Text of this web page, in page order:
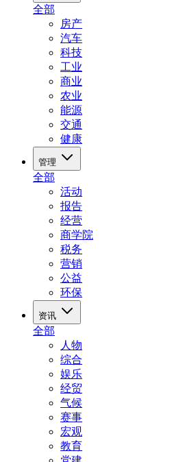
全部
房产
汽车
科技
工业
商业
农业
能源
交通
健康
管理
全部
活动
报告
经营
商学院
税务
营销
公益
环保
资讯
全部
人物
综合
娱乐
经贸
气候
赛事
宏观
教育